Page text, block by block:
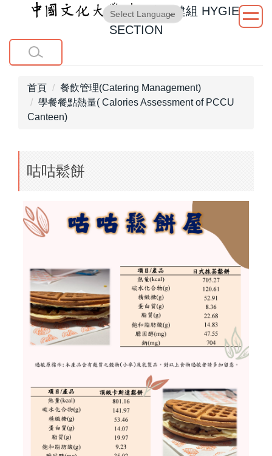
主
內
衛生保健組 HYGIENE
SECTION
Translate
首頁
餐飲管理(Catering Management)
學餐餐點熱量( Calories Assessment of PCCU
Canteen)
咕咕鬆餅